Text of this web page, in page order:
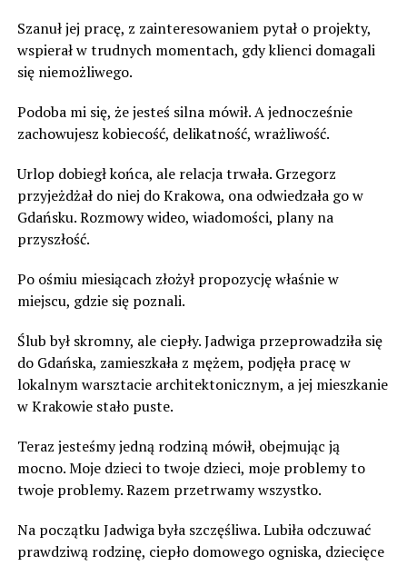
Szanuł jej pracę, z zainteresowaniem pytał o projekty,
wspierał w trudnych momentach, gdy klienci domagali
się niemożliwego.
Podoba mi się, że jesteś silna mówił. A jednocześnie
zachowujesz kobiecość, delikatność, wrażliwość.
Urlop dobiegł końca, ale relacja trwała. Grzegorz
przyjeżdżał do niej do Krakowa, ona odwiedzała go w
Gdańsku. Rozmowy wideo, wiadomości, plany na
przyszłość.
Po ośmiu miesiącach złożył propozycję właśnie w
miejscu, gdzie się poznali.
Ślub był skromny, ale ciepły. Jadwiga przeprowadziła się
do Gdańska, zamieszkała z mężem, podjęła pracę w
lokalnym warsztacie architektonicznym, a jej mieszkanie
w Krakowie stało puste.
Teraz jesteśmy jedną rodziną mówił, obejmując ją
mocno. Moje dzieci to twoje dzieci, moje problemy to
twoje problemy. Razem przetrwamy wszystko.
Na początku Jadwiga była szczęśliwa. Lubiła odczuwać
prawdziwą rodzinę, ciepło domowego ogniska, dziecięce